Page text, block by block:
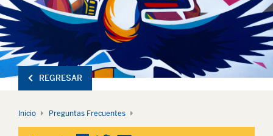
REGRESAR
Inicio Preguntas Frecuentes